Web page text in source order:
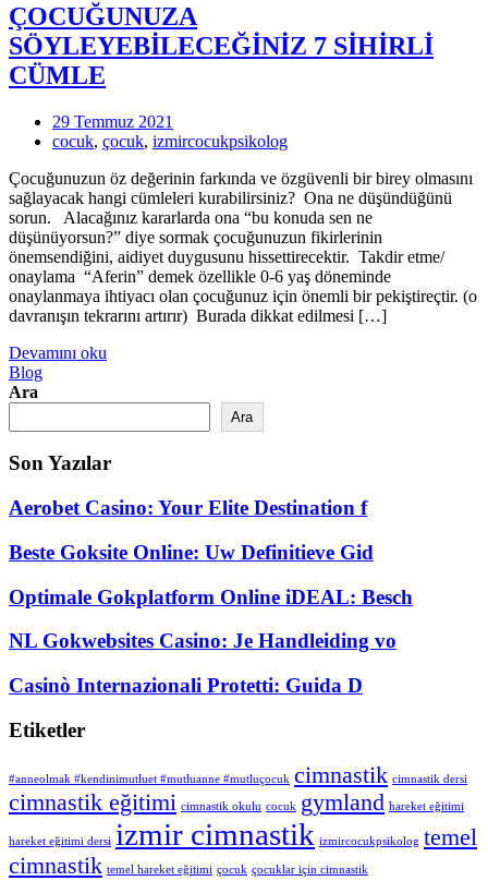
ÇOCUĞUNUZA
SÖYLEYEBİLECEĞİNİZ 7 SİHİRLİ
CÜMLE
29 Temmuz 2021
cocuk, çocuk, izmircocukpsikolog
Çocuğunuzun öz değerinin farkında ve özgüvenli bir birey olmasını
sağlayacak hangi cümleleri kurabilirsiniz? Ona ne düşündüğünü
sorun. Alacağınız kararlarda ona “bu konuda sen ne
düşünüyorsun?” diye sormak çocuğunuzun fikirlerinin
önemsendiğini, aidiyet duygusunu hissettirecektir. Takdir etme/
onaylama “Aferin” demek özellikle 0-6 yaş döneminde
onaylanmaya ihtiyacı olan çocuğunuz için önemli bir pekiştireçtir. (o
davranışın tekrarını artırır) Burada dikkat edilmesi […]
Devamını oku
Blog
Ara
Ara
Son Yazılar
Aerobet Casino: Your Elite Destination f
Beste Goksite Online: Uw Definitieve Gid
Optimale Gokplatform Online iDEAL: Besch
NL Gokwebsites Casino: Je Handleiding vo
Casinò Internazionali Protetti: Guida D
Etiketler
#anneolmak #kendinimutluet #mutluanne #mutluçocuk cimnastik cimnastik dersi
cimnastik eğitimi cimnastik okulu cocuk gymland hareket eğitimi
hareket eğitimi dersi izmir cimnastik izmircocukpsikolog temel
cimnastik temel hareket eğitimi çocuk çocuklar için cimnastik